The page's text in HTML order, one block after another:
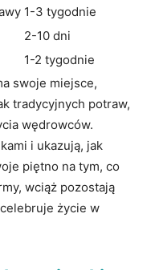
1-3 tygodnie
2-10 dni
1-2 tygodnie
swoje ⁢miejsce,
tradycyjnych potraw,
wędrowców.
i ukazują, jak
piętno na tym, co
wciąż pozostają
życie w